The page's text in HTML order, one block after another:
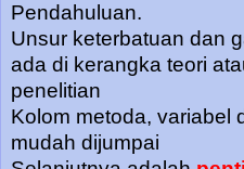
Pendahuluan.
Unsur keterbatuan dan
ada di kerangka teori
penelitian
Kolom metoda, variabel
mudah dijumpai